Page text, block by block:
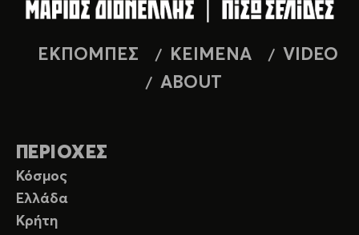
ΕΚΠΟΜΠΕΣ ΚΕΙΜΕΝΑ
VIDEO
ABOUT
ΠΕΡΙΟΧΕΣ
Κόσμος
Ελλάδα
Κρήτη